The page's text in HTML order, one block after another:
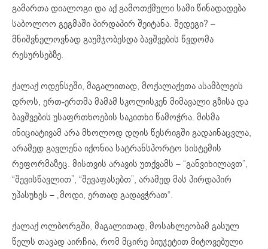
გამართა დიალოგი და აქ გამოთქმული სამი წინადადება
საბოლოო გეგმაში პირდაპირ შეიტანა. შედეგი? –
მნიშვნელოვნად გაუმჯობესდა ბავშვების წვდომა
რესურსებზე.
ქალაქ ოდენსეში, მაგალითად, მოქალაქეთა ასამბლეის
დროს, ერთ-ერთმა მამამ სკოლისკენ მიმავალი გზისა და
ბავშვების უსაფრთხოების საკითხი წამოჭრა. მისმა
ინიციატივამ არა მხოლოდ დღის წესრიგში გადაინაცვლა,
არამედ გავლენა იქონია სატრანსპორტო სისტემის
რეფორმაზეც. მისთვის არავის უთქვამს – “განვიხილავთ”,
“შევისწავლით”, “შევაფასებთ”, არამედ მას პირდაპირ
უპასუხეს – „მოდი, ერთად გადავჭრათ“.
ქალაქ ოლბორგში, მაგალითად, მოსახლეობამ გასულ
წელს თავად აირჩია, რომ მცირე ბიუჯეტით მიტოვებული